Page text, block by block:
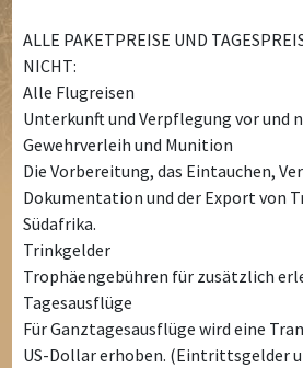
ALLE PAKETPREISE UND
NICHT:
Alle Flugreisen
Unterkunft und Verpflegung vor und
Gewehrverleih und Munition
Die Vorbereitung, das Eintauchen,
Dokumentation und der Export von
Südafrika.
Trinkgelder
Trophäengebühren für zusätzlich
Tagesausflüge
Für Ganztagesausflüge wird eine
US-Dollar erhoben. (Eintrittsgelder